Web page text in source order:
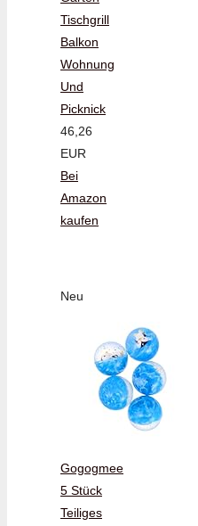
Tischgrill
Balkon
Wohnung
Und
Picknick
46,26
EUR
Bei
Amazon
kaufen
Neu
Gogogmee
5 Stück
Teiliges